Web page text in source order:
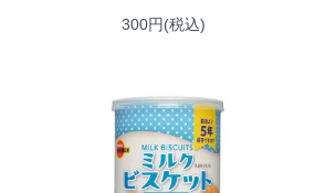
300円(税込)